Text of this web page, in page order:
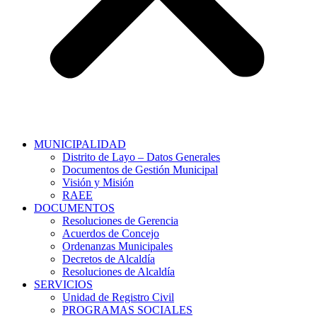
MUNICIPALIDAD
Distrito de Layo – Datos Generales
Documentos de Gestión Municipal
Visión y Misión
RAEE
DOCUMENTOS
Resoluciones de Gerencia
Acuerdos de Concejo
Ordenanzas Municipales
Decretos de Alcaldía
Resoluciones de Alcaldía
SERVICIOS
Unidad de Registro Civil
PROGRAMAS SOCIALES